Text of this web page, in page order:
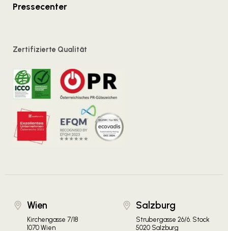
Pressecenter
Zertifizierte Qualität
Wien
Kirchengasse 7/18
1070 Wien
Salzburg
Strubergasse 26/6. Stock
5020 Salzburg